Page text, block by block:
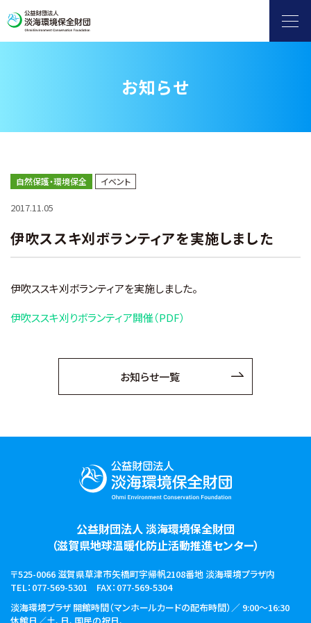
滋賀県地球温暖化防止活動推進センター
環境情報発信
Ohmi Environmental Plaza
ohmikankyo
お知らせ
自然保護・環境保全 イベント
2017.11.05
伊吹ススキ刈ボランティアを実施しました
伊吹ススキ刈ボランティアを実施しました。
伊吹ススキ刈りボランティア開催（PDF）
お知らせ一覧
公益財団法人 淡海環境保全財団
（滋賀県地球温暖化防止活動推進センター）
〒525-0066 滋賀県草津市矢橋町字帰帆2108番地淡海環境プラザ内
TEL：077-569-5301 FAX：077-569-5304
淡海環境プラザ 開館時間（マンホールカードの配布時間）／ 9:00～16:30
休館日／土、日、国民の祝日、